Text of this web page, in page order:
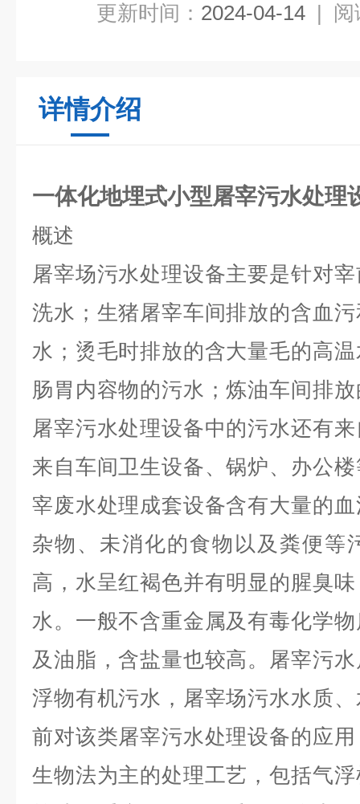
更新时间： 2024-04-14 | 阅
详情介绍
一体化地埋式小型屠宰污水处理
概述
屠宰场污水处理设备主要是针对
洗水；生猪屠宰车间排放的含血
水；烫毛时排放的含大量毛的高
肠胃内容物的污水；炼油车间排
屠宰污水处理设备中的污水还有
来自车间卫生设备、锅炉、办公
宰废水处理成套设备含有大量的
杂物、未消化的食物以及粪便等
高，水呈红褐色并有明显的腥臭
水。一般不含重金属及有毒化学
及油脂，含盐量也较高。屠宰污
浮物有机污水，屠宰场污水水质
前对该类屠宰污水处理设备的应
生物法为主的处理工艺，包括气